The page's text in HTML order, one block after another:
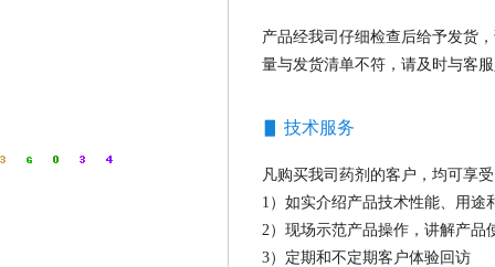
产品经我司仔细检查后给予发货
量与发货清单不符，请及时与客
▋ 技术服务
凡购买我司药剂的客户，均可享
1 ） 如实介绍产品技术性能、用途
2）现场示范产品操作，讲解产品
3）定期和不定期客户体验回访